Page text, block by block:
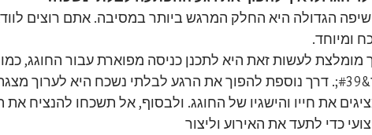
הגדולה היא החלק המרגש ביותר במסיבה. אתם רוצים
ומיוחד.
מומלצת לעשות זאת היא לתכנן כניסה מפוארת עבור החוגג,
וכד&#39;. דרך נוספת להפוך את הרגע לבלתי נשכח היא לערוך
את חייו והישגיו של החוגג. ולבסוף, אל תשכחו להנציח את
כדי לתעד את האירוע וליצור